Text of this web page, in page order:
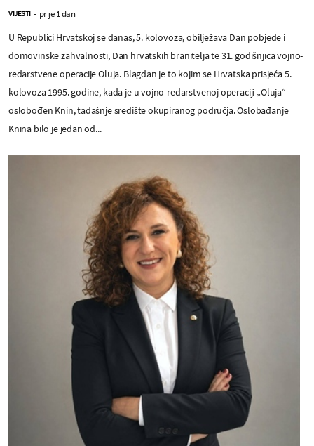
VIJESTI - prije 1 dan
U Republici Hrvatskoj se danas, 5. kolovoza, obilježava Dan pobjede i
domovinske zahvalnosti, Dan hrvatskih branitelja te 31. godišnjica vojno-
redarstvene operacije Oluja. Blagdan je to kojim se Hrvatska prisjeća 5.
kolovoza 1995. godine, kada je u vojno-redarstvenoj operaciji „Oluja“
oslobođen Knin, tadašnje središte okupiranog područja. Oslobađanje
Knina bilo je jedan od...